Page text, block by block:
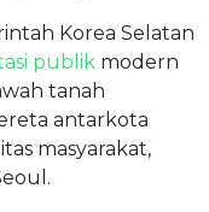
Korea Selatan
publik modern
tanah
antarkota
masyarakat,